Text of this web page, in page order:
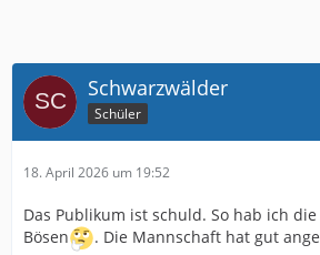
Schwarzwälder
Schüler
18. April 2026 um 19:52
Das Publikum ist schuld. So hab ich
Bösen
. Die Mannschaft hat gut